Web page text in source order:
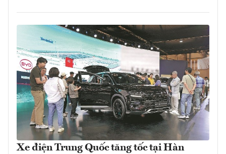
Xe điện Trung Quốc tăng tốc tại Hàn